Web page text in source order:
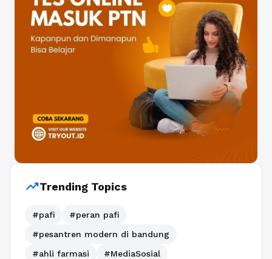
trending_upTrending Topics
#pafi
#peran pafi
#pesantren modern di bandung
#ahli farmasi
#MediaSosial